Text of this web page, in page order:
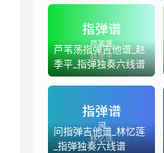
芦苇荡指弹吉他谱_赵
季平_指弹独奏六线谱
问指弹吉他谱_林忆莲
_指弹独奏六线谱